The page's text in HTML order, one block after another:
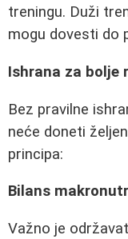
treningu. Duži
mogu dovesti do
Ishrana za bolje
Bez pravilne
neće doneti
principa:
Bilans
Važno je